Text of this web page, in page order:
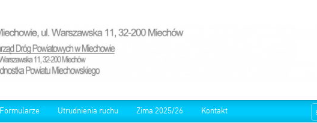
Formularze Utrudnienia ruchu Zima 2025/26 Kontakt